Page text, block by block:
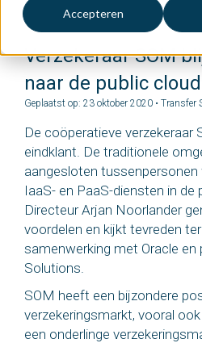
Accepteren
Verzekeraar SOM
naar de public
Geplaatst op: 23 oktober 2020 • Transfer
De coöperatieve verzekeraar
eindklant. De traditionele
aangesloten
IaaS- en PaaS-diensten in de
Directeur Arjan Noorlander
voordelen en kijkt tevreden
samenwerking met Oracle en
Solutions.
SOM heeft een bijzondere
verzekeringsmarkt, vooral ook
een onderlinge